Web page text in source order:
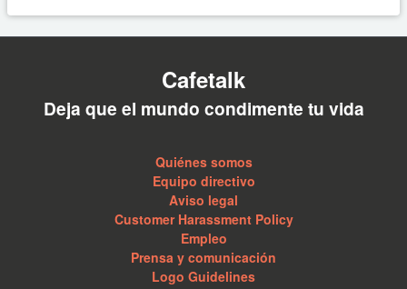
Cafetalk
Deja que el mundo condimente tu vida
Quiénes somos
Equipo directivo
Aviso legal
Customer Harassment Policy
Empleo
Prensa y comunicación
Logo Guidelines